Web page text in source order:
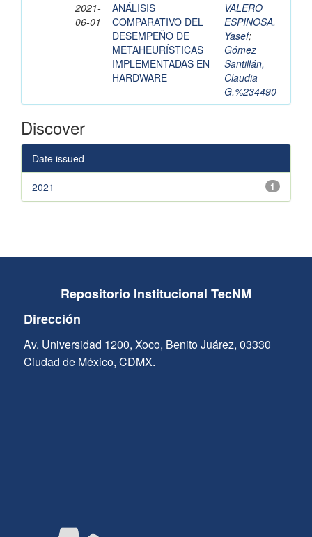
2021-
06-01
ANÁLISIS
COMPARATIVO DEL
DESEMPEÑO DE
METAHEURÍSTICAS
IMPLEMENTADAS EN
HARDWARE
VALERO
ESPINOSA,
Yasef;
Gómez
Santillán,
Claudia
G.%234490
Discover
Date issued
1
2021
Repositorio Institucional TecNM
Dirección
Av. Universidad 1200, Xoco, Benito Juárez, 03330
Ciudad de México, CDMX.